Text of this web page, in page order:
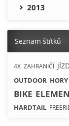
2013
Seznam štítků
4X ZAHRANIČÍ
OUTDOOR HORY
BIKE
HARDTAIL